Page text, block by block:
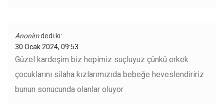
Anonimdedi ki:
30 Ocak 2024, 09:53
Güzel kardeşim biz hepimiz suçluyuz çünkü erkek
çocuklarını silaha kızlarımızıda bebeğe heveslendiririz
bunun sonucunda olanlar oluyor